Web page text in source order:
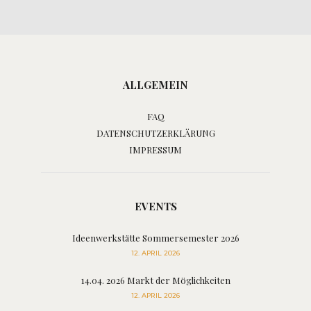
ALLGEMEIN
FAQ
DATENSCHUTZERKLÄRUNG
IMPRESSUM
EVENTS
Ideenwerkstätte Sommersemester 2026
12. APRIL 2026
14.04. 2026 Markt der Möglichkeiten
12. APRIL 2026